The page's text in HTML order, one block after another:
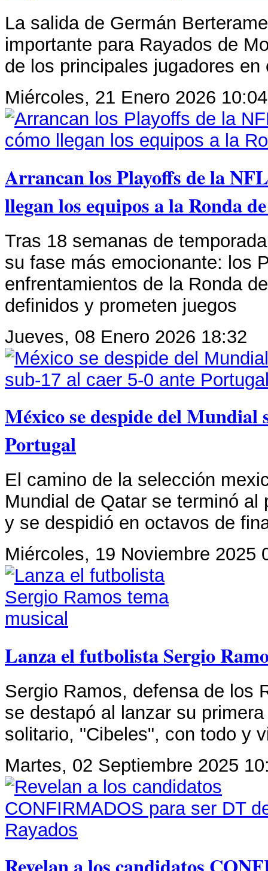
La salida de Germán
importante para Rayados de
de los principales jugadores
Miércoles, 21 Enero 2026 10:04
Arrancan los Playoffs de la
llegan los equipos a la Ronda
Tras 18 semanas de
su fase más emocionante: los
enfrentamientos de la Ronda
definidos y prometen juegos
Jueves, 08 Enero 2026 18:32
México se despide del Mundial
Portugal
El camino de la selección
Mundial de Qatar se terminó al
y se despidió en octavos de
Miércoles, 19 Noviembre 2025
Lanza el futbolista Sergio
Sergio Ramos, defensa de los
se destapó al lanzar su
solitario, "Cibeles", con todo y
Martes, 02 Septiembre 2025